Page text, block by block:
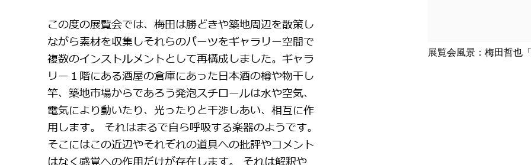
展覧会風景：梅田哲也
この度の展覧会では、梅田は勝どきや築地周辺を散策し
ながら素材を収集しそれらのパーツをギャラリー空間で
複数のインストルメントとして再構成しました。ギャラ
リー１階にある酒屋の倉庫にあった日本酒の樽や物干し
竿、築地市場からであろう発泡スチロールは水や空気、
電気により動いたり、光ったりと干渉しあい、相互に作
用します。 それはまるで自ら呼吸する楽器のようです。
そこにはこの近辺やそれぞれの道具への批評やコメント